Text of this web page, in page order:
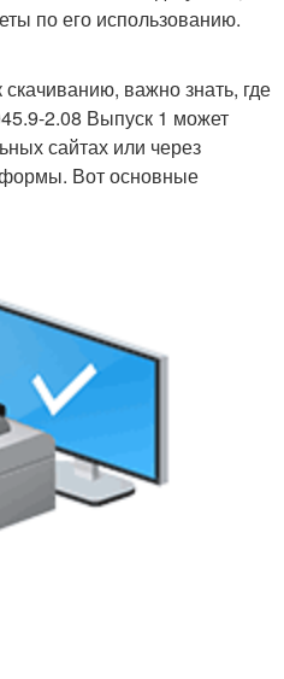
по его использованию.
важно знать, где
2.08 Выпуск 1 может
сайтах или через
Вот основные